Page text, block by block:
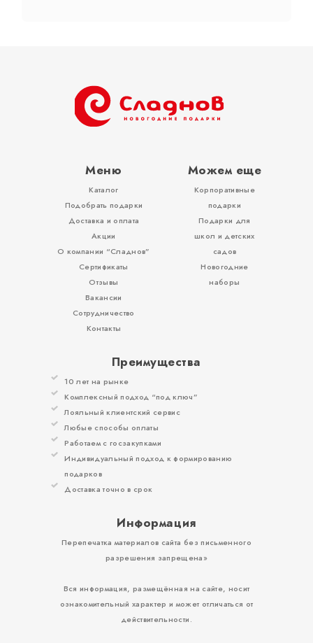
Тубы
Вложения, игры
Меню
Каталог
Подобрать подарки
Доставка и оплата
Акции
О компании “Сладнов”
Сертификаты
Отзывы
Вакансии
Сотрудничество
Контакты
Можем еще
Корпоративные
подарки
Подарки для
школ и детских
садов
Новогодние
наборы
Преимущества
10 лет на рынке
Комплексный подход “под ключ”
Лояльный клиентский сервис
Любые способы оплаты
Работаем с госзакупками
Индивидуальный подход к формированию
подарков
Доставка точно в срок
Информация
Перепечатка материалов сайта без письменного
разрешения запрещена»
Вся информация, размещённая на сайте, носит
ознакомительный характер и может отличаться от
действительности.